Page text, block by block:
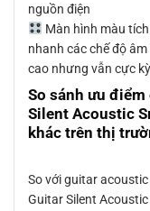
nguồn điện
Màn hình màu
nhanh các chế độ
cao nhưng vẫn cực
So sánh ưu điểm
Silent Acoustic
khác trên thị
So với guitar
Guitar Silent